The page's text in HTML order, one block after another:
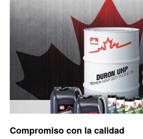
Compromiso con la calidad